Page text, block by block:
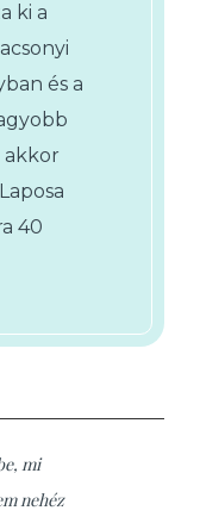
ki a
és a
akkor
40
mi
nehéz